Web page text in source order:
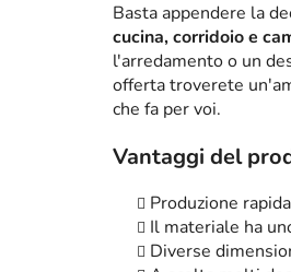
Basta appendere la
cucina, corridoio e
l'arredamento o un
offerta troverete
che fa per voi.
Vantaggi del
Produzione
Il materiale ha
Diverse